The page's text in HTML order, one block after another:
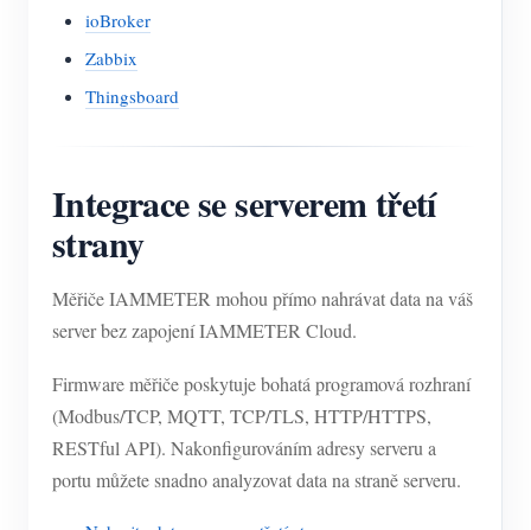
ioBroker
Zabbix
Thingsboard
Integrace se serverem třetí
strany
Měřiče IAMMETER mohou přímo nahrávat data na váš
server bez zapojení IAMMETER Cloud.
Firmware měřiče poskytuje bohatá programová rozhraní
(Modbus/TCP, MQTT, TCP/TLS, HTTP/HTTPS,
RESTful API). Nakonfigurováním adresy serveru a
portu můžete snadno analyzovat data na straně serveru.